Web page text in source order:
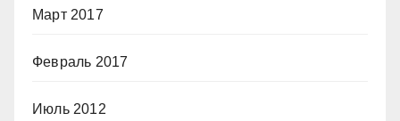
Март 2017
Февраль 2017
Июль 2012